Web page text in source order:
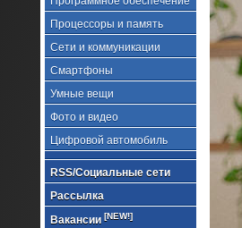
Процессоры и память
Сети и коммуникации
Смартфоны
Умные вещи
Фото и видео
Цифровой автомобиль
RSS/Социальные сети
Рассылка
Вакансии [NEW!]